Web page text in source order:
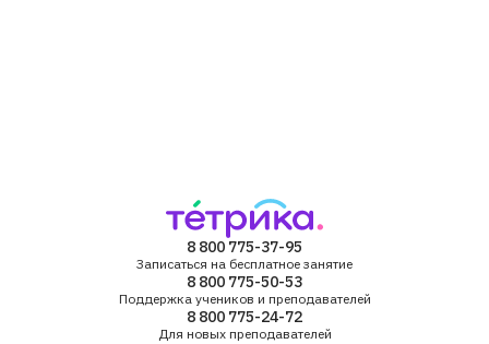
8 800 775-37-95
Записаться на бесплатное занятие
8 800 775-50-53
Поддержка учеников и преподавателей
8 800 775-24-72
Для новых преподавателей